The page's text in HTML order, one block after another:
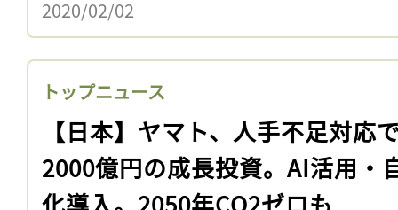
2020/02/02
トップニュース
【日本】ヤマト、人手不足対応
2000億円の成長投資。AI活用・
化導入。2050年CO2ゼロも